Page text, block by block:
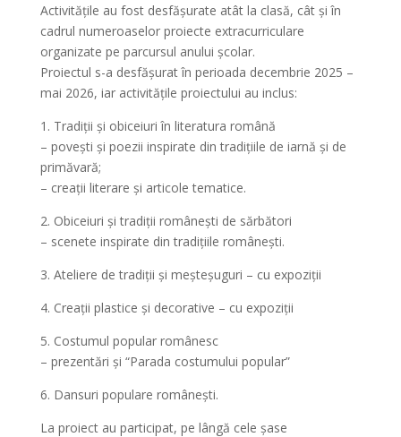
Activitățile au fost desfășurate atât la clasă, cât și în
cadrul numeroaselor proiecte extracurriculare
organizate pe parcursul anului școlar.
Proiectul s-a desfășurat în perioada decembrie 2025 –
mai 2026, iar activitățile proiectului au inclus:
1. Tradiții și obiceiuri în literatura română
– povești și poezii inspirate din tradițiile de iarnă și de
primăvară;
– creații literare și articole tematice.
2. Obiceiuri și tradiții românești de sărbători
– scenete inspirate din tradițiile românești.
3. Ateliere de tradiții și meșteșuguri – cu expoziții
4. Creații plastice și decorative – cu expoziții
5. Costumul popular românesc
– prezentări și “Parada costumului popular”
6. Dansuri populare românești.
La proiect au participat, pe lângă cele șase